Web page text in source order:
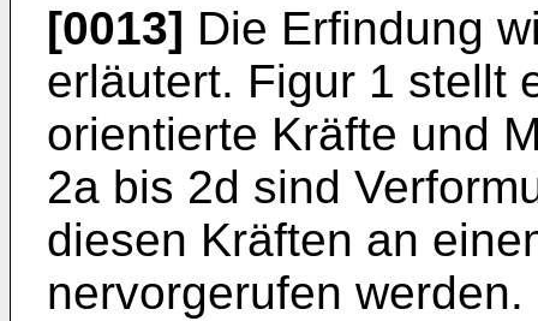
[0013] Die Erfindung
erläutert. Figur 1 stellt
orientierte Kräfte und
2a bis 2d sind
diesen Kräften an
nervorgerufen werden.